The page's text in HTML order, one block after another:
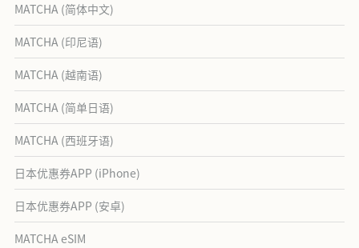
MATCHA (简体中文)
MATCHA (印尼语)
MATCHA (越南语)
MATCHA (简单日语)
MATCHA (西班牙语)
日本优惠券APP (iPhone)
日本优惠券APP (安卓)
MATCHA eSIM